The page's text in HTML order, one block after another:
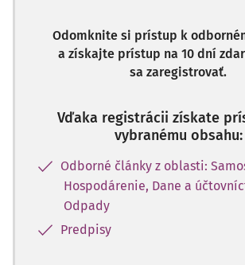
Odomknite si prístup k
a získajte prístup na 10 dní
sa zaregistrovať.
Vďaka registrácii získate
vybranému obsahu:
Odborné články z oblasti:
Hospodárenie, Dane a
Odpady
Predpisy